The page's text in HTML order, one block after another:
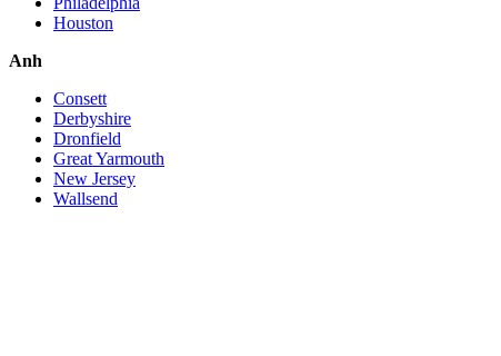
Houston
Anh
Consett
Derbyshire
Dronfield
Great Yarmouth
New Jersey
Wallsend